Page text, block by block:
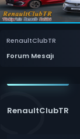
RenaultClubTR
Forum Mesajı
RenaultClubTR